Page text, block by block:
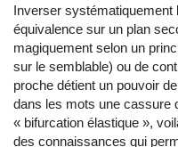
Inverser systématiquement
équivalence sur un plan
magiquement selon un
sur le semblable) ou de
proche détient un pouvoir
dans les mots une cassure
« bifurcation élastique »,
des connaissances qui